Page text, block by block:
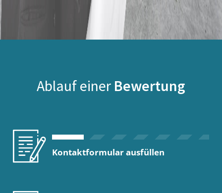
Ablauf einer Bewertung
Kontaktformular ausfüllen